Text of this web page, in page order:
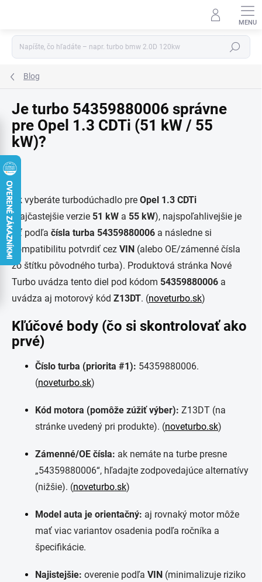
Hľadať
Blog
Je turbo 54359880006 správne
pre Opel 1.3 CDTi (51 kW / 55
kW)?
Ak vyberáte turbodúchadlo pre Opel 1.3 CDTi
(najčastejšie verzie 51 kW a 55 kW), najspoľahlivejšie je
ísť podľa čísla turba 54359880006 a následne si
kompatibilitu potvrdiť cez VIN (alebo OE/zámenné čísla
zo štítku pôvodného turba). Produktová stránka Nové
Turbo uvádza tento diel pod kódom 54359880006 a
uvádza aj motorový kód Z13DT. (noveturbo.sk)
Kľúčové body (čo si skontrolovať ako
prvé)
Číslo turba (priorita #1): 54359880006.
(noveturbo.sk)
Kód motora (pomôže zúžiť výber): Z13DT (na
stránke uvedený pri produkte). (noveturbo.sk)
Zámenné/OE čísla: ak nemáte na turbe presne
„54359880006“, hľadajte zodpovedajúce alternatívy
(nižšie). (noveturbo.sk)
Model auta je orientačný: aj rovnaký motor môže
mať viac variantov osadenia podľa ročníka a
špecifikácie.
Najistejšie: overenie podľa VIN (minimalizuje riziko